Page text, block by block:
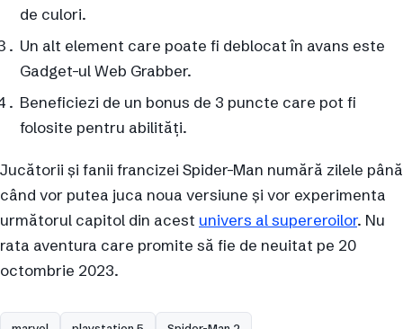
de culori.
Un alt element care poate fi deblocat în avans este
Gadget-ul Web Grabber.
Beneficiezi de un bonus de 3 puncte care pot fi
folosite pentru abilități.
Jucătorii și fanii francizei Spider-Man numără zilele până
când vor putea juca noua versiune și vor experimenta
următorul capitol din acest univers al supereroilor. Nu
rata aventura care promite să fie de neuitat pe 20
octombrie 2023.